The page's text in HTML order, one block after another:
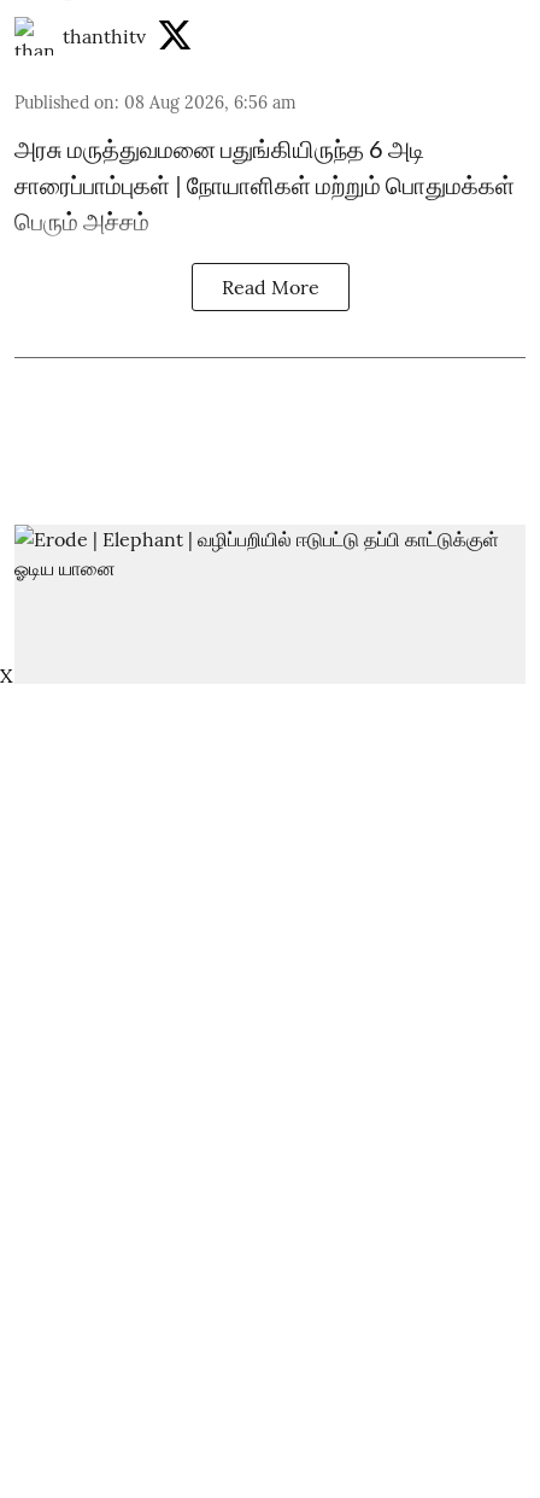
thanthitv
Published on: 08 Aug 2026, 6:56 am
அரசு மருத்துவமனை பதுங்கியிருந்த 6 அடி
சாரைப்பாம்புகள் | நோயாளிகள் மற்றும் பொதுமக்கள்
பெரும் அச்சம்
Read More
X